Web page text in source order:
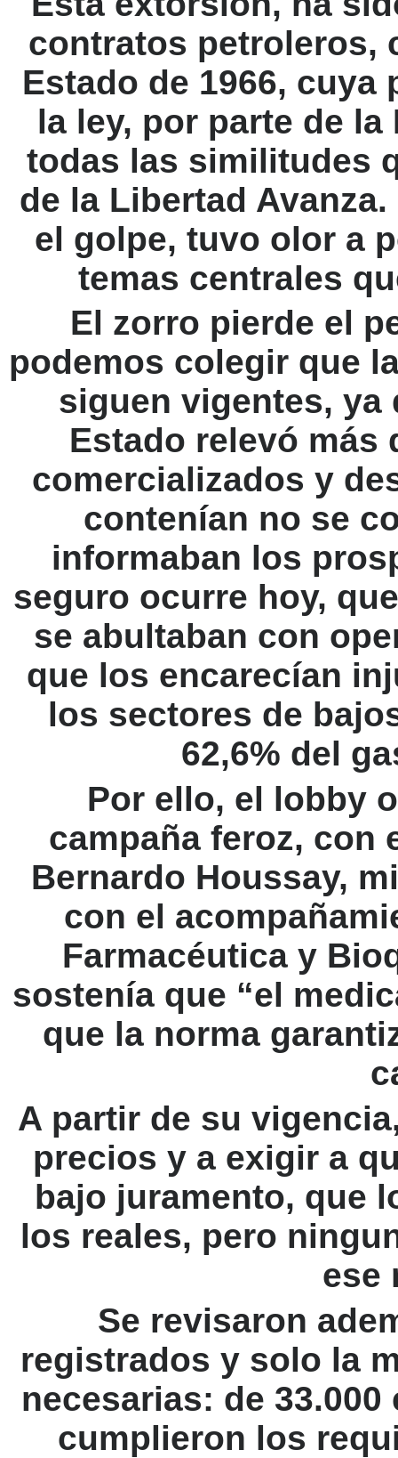
contratos petroleros,
Estado de 1966, cuya
la ley, por parte de
todas las similitudes
de la Libertad
el golpe, tuvo olor a
temas centrales
El zorro pierde el
podemos colegir que
siguen vigentes, ya
Estado relevó más
comercializados y
contenían no se
informaban los
seguro ocurre hoy,
se abultaban con
que los encarecían
los sectores de
62,6% del
Por ello, el lobby
campaña feroz, con
Bernardo Houssay,
con el
Farmacéutica y
sostenía que “el
que la norma
A partir de su
precios y a exigir a
bajo juramento, que
los reales, pero
ese
Se revisaron
registrados y solo la
necesarias: de
cumplieron los